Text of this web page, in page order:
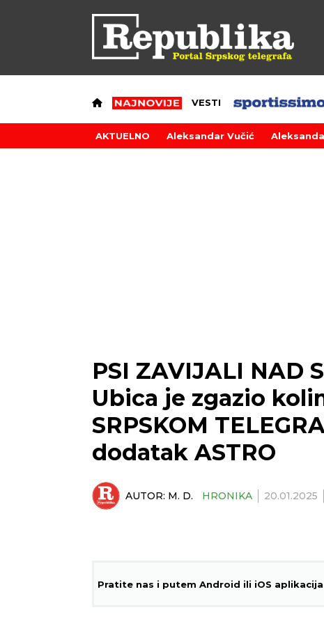
VESTI
AKTUELNO Aleksandar Vučić
PSI ZAVIJALI NAD
Ubica je zgazio
SRPSKOM
dodatak ASTRO
AUTOR: M. D. HRONIKA 20.01.2025
Pratite nas i putem Android ili iOS aplikacija